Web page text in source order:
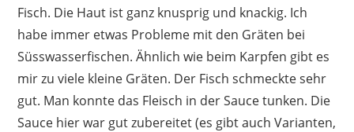
Fisch. Die Haut ist ganz knusprig und knackig. Ich
habe immer etwas Probleme mit den Gräten bei
Süsswasserfischen. Ähnlich wie beim Karpfen gibt es
mir zu viele kleine Gräten. Der Fisch schmeckte sehr
gut. Man konnte das Fleisch in der Sauce tunken. Die
Sauce hier war gut zubereitet (es gibt auch Varianten,